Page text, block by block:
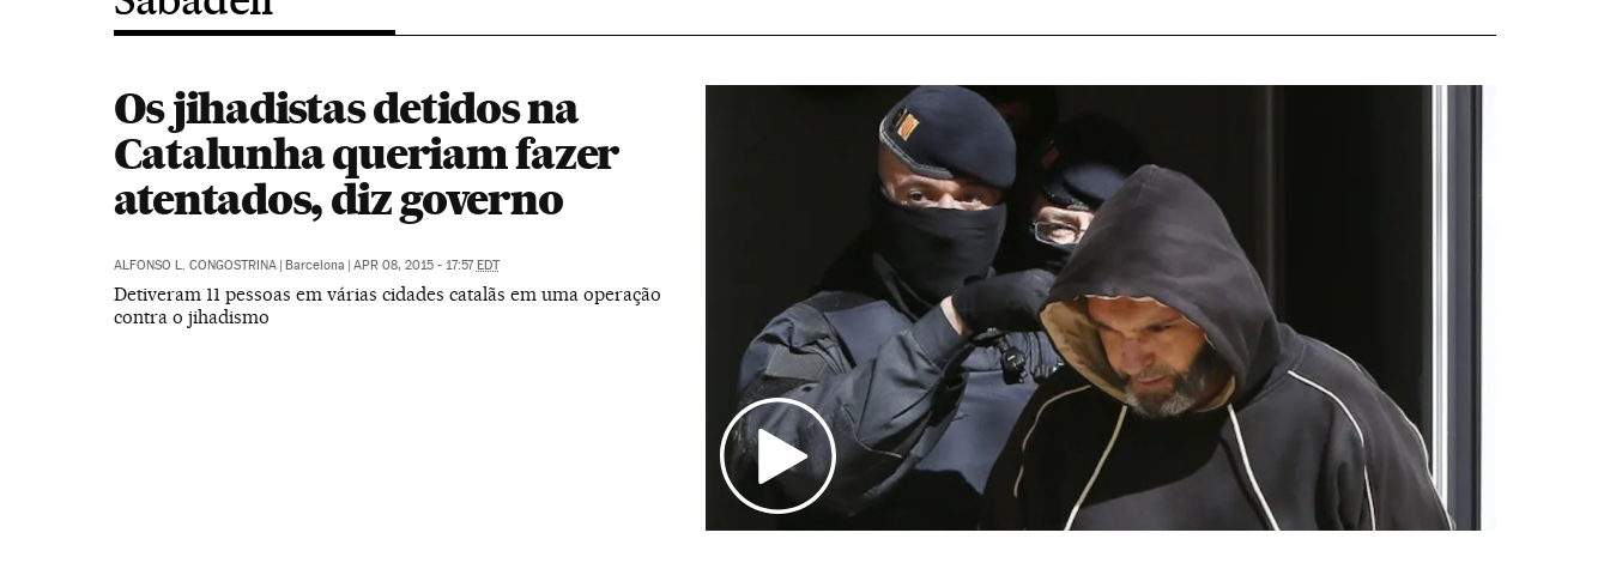
Os jihadistas detidos na
Catalunha queriam fazer
atentados, diz governo
ALFONSO L. CONGOSTRINA | Barcelona | APR 08, 2015 - 17:57EDT
Detiveram 11 pessoas em várias cidades catalãs em uma operação
contra o jihadismo